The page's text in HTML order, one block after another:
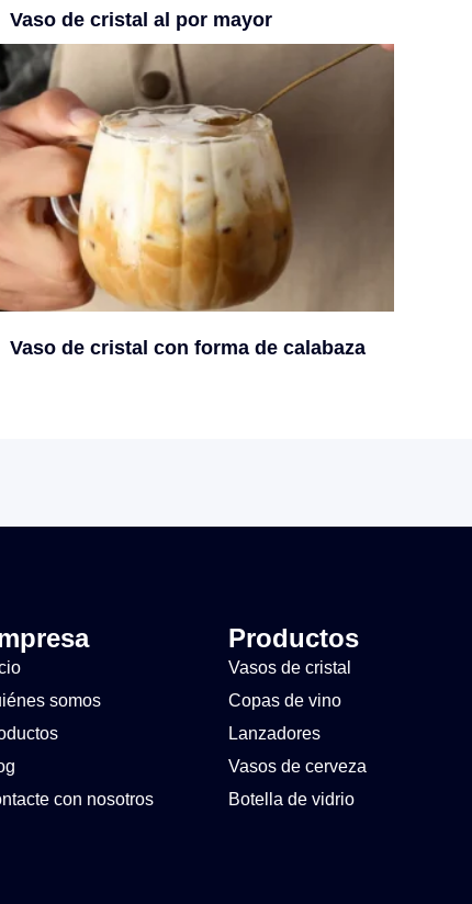
Vaso de cristal al por mayor
Vaso de cristal con forma de calabaza
somos
con nosotros
Productos
Vasos de cristal
Copas de vino
Lanzadores
Vasos de cerveza
Botella de vidrio